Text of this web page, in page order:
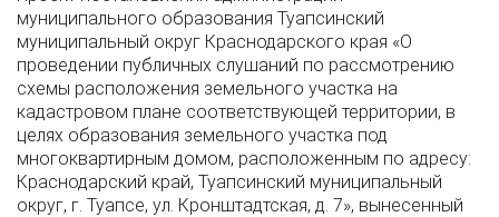
муниципального образования Туапсинский
муниципальный округ Краснодарского края «О
проведении публичных слушаний по рассмотрению
схемы расположения земельного участка на
кадастровом плане соответствующей территории, в
целях образования земельного участка под
многоквартирным домом, расположенным по адресу:
Краснодарский край, Туапсинский муниципальный
округ, г. Туапсе, ул. Кронштадтская, д. 7», вынесенный